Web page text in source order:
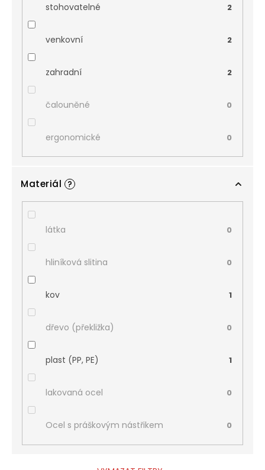
stohovatelné 2
venkovní 2
zahradní 2
čalouněné 0
ergonomické 0
Materiál ?
látka 0
hliníková slitina 0
kov 1
dřevo (překližka) 0
plast (PP, PE) 1
lakovaná ocel 0
Ocel s práškovým nástřikem 0